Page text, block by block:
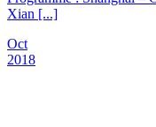
Xian [...]
Oct
2018